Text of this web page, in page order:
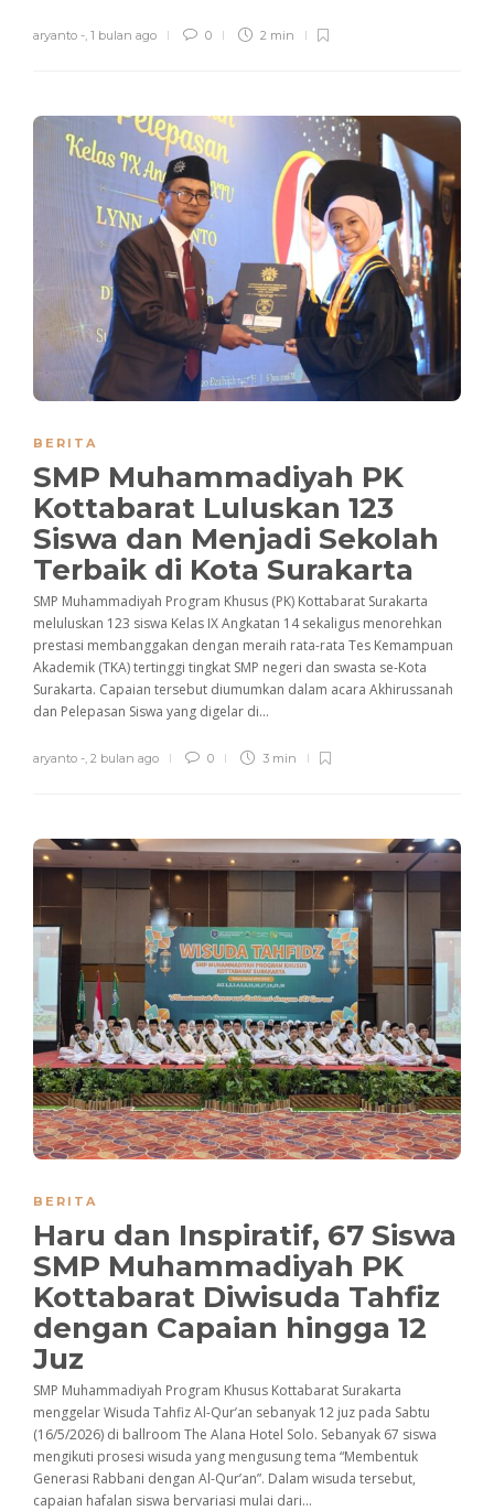
aryanto -, 1 bulan ago 0 2 min
BERITA
SMP Muhammadiyah PK
Kottabarat Luluskan 123
Siswa dan Menjadi Sekolah
Terbaik di Kota Surakarta
SMP Muhammadiyah Program Khusus (PK) Kottabarat Surakarta
meluluskan 123 siswa Kelas IX Angkatan 14 sekaligus menorehkan
prestasi membanggakan dengan meraih rata-rata Tes Kemampuan
Akademik (TKA) tertinggi tingkat SMP negeri dan swasta se-Kota
Surakarta. Capaian tersebut diumumkan dalam acara Akhirussanah
dan Pelepasan Siswa yang digelar di...
aryanto - 2 bulan ago 0 3 min
BERITA
Haru dan Inspiratif, 67 Siswa
SMP Muhammadiyah PK
Kottabarat Diwisuda Tahfiz
dengan Capaian hingga 12
Juz
SMP Muhammadiyah Program Khusus Kottabarat Surakarta
menggelar Wisuda Tahfiz Al-Qur’an sebanyak 12 juz pada Sabtu
(16/5/2026) di ballroom The Alana Hotel Solo. Sebanyak 67 siswa
mengikuti prosesi wisuda yang mengusung tema “Membentuk
Generasi Rabbani dengan Al-Qur’an”. Dalam wisuda tersebut,
capaian hafalan siswa bervariasi mulai dari...